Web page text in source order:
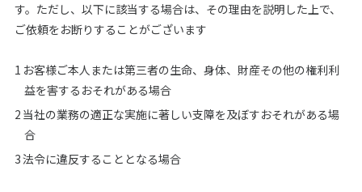
す。ただし、以下に該当する場合は、その理由を説明した上で、
ご依頼をお断りすることがございます
お客様ご本人または第三者の生命、身体、財産その他の権利利
益を害するおそれがある場合
当社の業務の適正な実施に著しい支障を及ぼすおそれがある場
合
法令に違反することとなる場合